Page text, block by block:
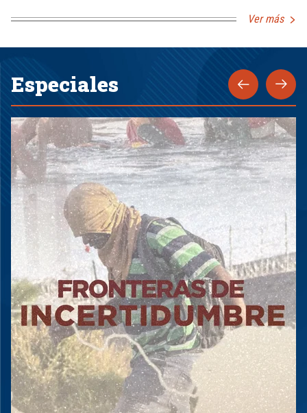
Ver más
Especiales